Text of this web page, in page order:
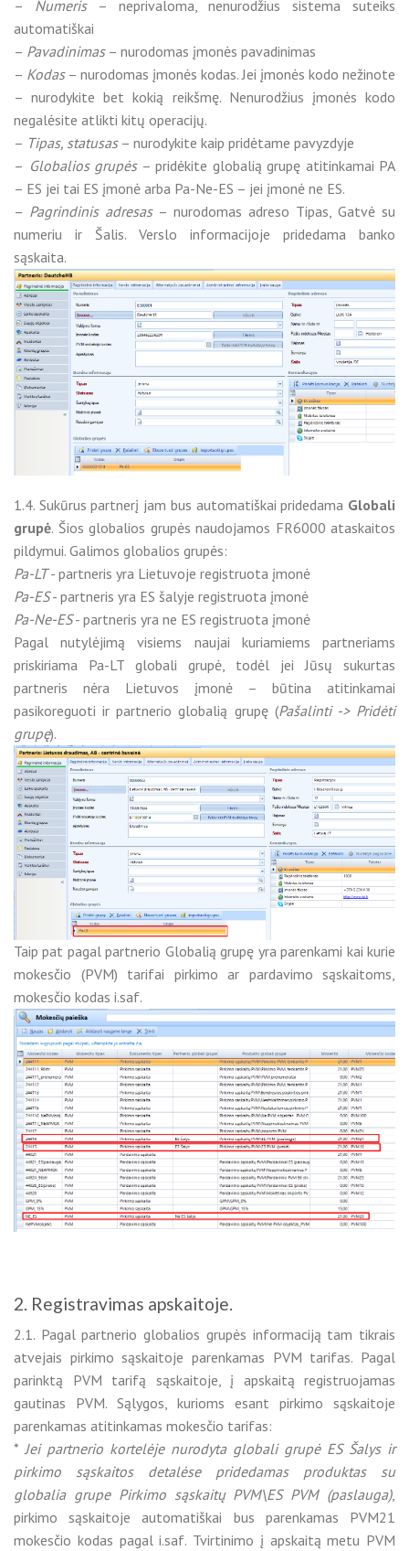
– Numeris– neprivaloma, nenurodžius sistema suteiks
automatiškai
– Pavadinimas– nurodomas įmonės pavadinimas
– Kodas– nurodomas įmonės kodas. Jei įmonės kodo nežinote
– nurodykite bet kokią reikšmę. Nenurodžius įmonės kodo
negalėsite atlikti kitų operacijų.
– Tipas, statusas– nurodykite kaip pridėtame pavyzdyje
– Globalios grupės– pridėkite globalią grupę atitinkamai PA
– ES jei tai ES įmonė arba Pa-Ne-ES – jei įmonė ne ES.
– Pagrindinis adresas– nurodomas adreso Tipas, Gatvė su
numeriu ir Šalis. Verslo informacijoje pridedama banko
sąskaita.
1.4. Sukūrus partnerį jam bus automatiškai pridedama Globali
grupė. Šios globalios grupės naudojamos FR6000 ataskaitos
pildymui. Galimos globalios grupės:
Pa-LT- partneris yra Lietuvoje registruota įmonė
Pa-ES- partneris yra ES šalyje registruota įmonė
Pa-Ne-ES- partneris yra ne ES registruota įmonė
Pagal nutylėjimą visiems naujai kuriamiems partneriams
priskiriama Pa-LT globali grupė, todėl jei Jūsų sukurtas
partneris nėra Lietuvos įmonė – būtina atitinkamai
pasikoreguoti ir partnerio globalią grupę (Pašalinti -> Pridėti
grupę).
Taip pat pagal partnerio Globalią grupę yra parenkami kai kurie
mokesčio (PVM) tarifai pirkimo ar pardavimo sąskaitoms,
mokesčio kodas i.saf.
2. Registravimas apskaitoje.
2.1. Pagal partnerio globalios grupės informaciją tam tikrais
atvejais pirkimo sąskaitoje parenkamas PVM tarifas. Pagal
parinktą PVM tarifą sąskaitoje, į apskaitą registruojamas
gautinas PVM. Sąlygos, kurioms esant pirkimo sąskaitoje
parenkamas atitinkamas mokesčio tarifas:
*Jei partnerio kortelėje nurodyta globali grupė ES Šalys ir
pirkimo sąskaitos detalėse pridedamas produktas su
globalia grupe Pirkimo sąskaitų PVM\ES PVM (paslauga),
pirkimo sąskaitoje automatiškai bus parenkamas PVM21
mokesčio kodas pagal i.saf. Tvirtinimo į apskaitą metu PVM